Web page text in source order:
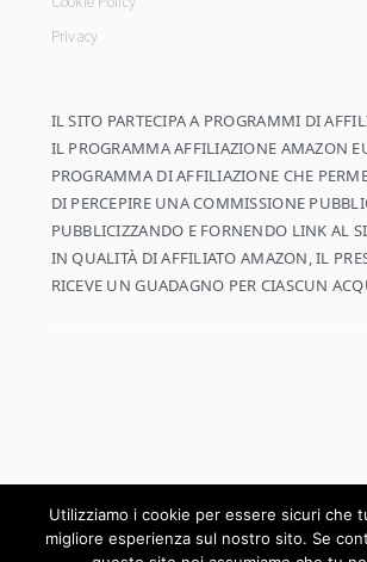
Privacy
IL SITO PARTECIPA A PROGRAMMI DI
IL PROGRAMMA AFFILIAZIONE AMAZON
PROGRAMMA DI AFFILIAZIONE CHE
DI PERCEPIRE UNA COMMISSIONE
PUBBLICIZZANDO E FORNENDO LINK AL
IN QUALITÀ DI AFFILIATO AMAZON, IL
RICEVE UN GUADAGNO PER CIASCUN
COPYRIGHT © 2026 ·COOKD PRO THEMESU
Utilizziamo i cookie per essere sicuri che
migliore esperienza sul nostro sito. Se